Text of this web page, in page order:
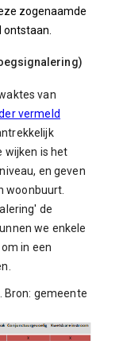
zogenaamde
ontstaan.
van
vermeld
wijken is het
en geven
woonbuurt.
de
we enkele
in een
Bron: gemeente